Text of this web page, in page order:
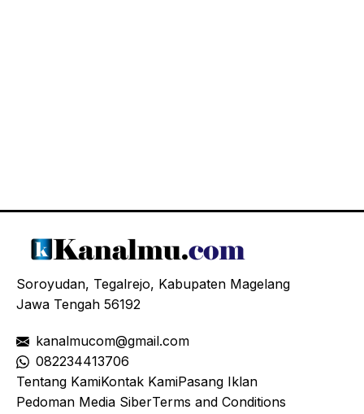
Soroyudan, Tegalrejo, Kabupaten Magelang
Jawa Tengah 56192
kanalmucom@gmail.com
082234413706
Tentang KamiKontak KamiPasang Iklan
Pedoman Media SiberTerms and Conditions